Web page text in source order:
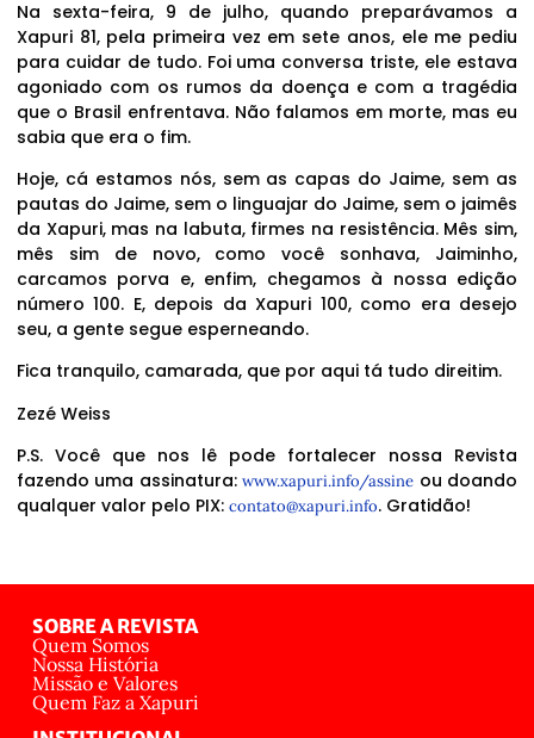
Na sexta-feira, 9 de julho, quando preparávamos a
Xapuri 81, pela primeira vez em sete anos, ele me pediu
para cuidar de tudo. Foi uma conversa triste, ele estava
agoniado com os rumos da doença e com a tragédia
que o Brasil enfrentava. Não falamos em morte, mas eu
sabia que era o fim.
Hoje, cá estamos nós, sem as capas do Jaime, sem as
pautas do Jaime, sem o linguajar do Jaime, sem o jaimês
da Xapuri, mas na labuta, firmes na resistência. Mês sim,
mês sim de novo, como você sonhava, Jaiminho,
carcamos porva e, enfim, chegamos à nossa edição
número 100. E, depois da Xapuri 100, como era desejo
seu, a gente segue esperneando.
Fica tranquilo, camarada, que por aqui tá tudo direitim.
Zezé Weiss
P.S. Você que nos lê pode fortalecer nossa Revista
fazendo uma assinatura:www.xapuri.info/assine ou doando
qualquer valor pelo PIX: contato@xapuri.info. Gratidão!
SOBRE A REVISTA
Quem Somos
Nossa História
Missão e Valores
Quem Faz a Xapuri